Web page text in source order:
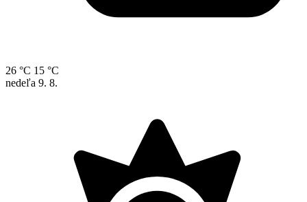
26 °C 15 °C
nedeľa 9. 8.